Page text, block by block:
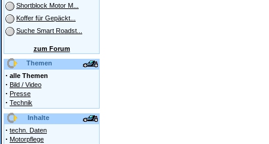
Shortblock Motor M...
Koffer für Gepäckt...
Suche Smart Roadst...
zum Forum
Themen
· alle Themen
· Bild / Video
· Presse
· Technik
Inhalte
· techn. Daten
· Motorpflege